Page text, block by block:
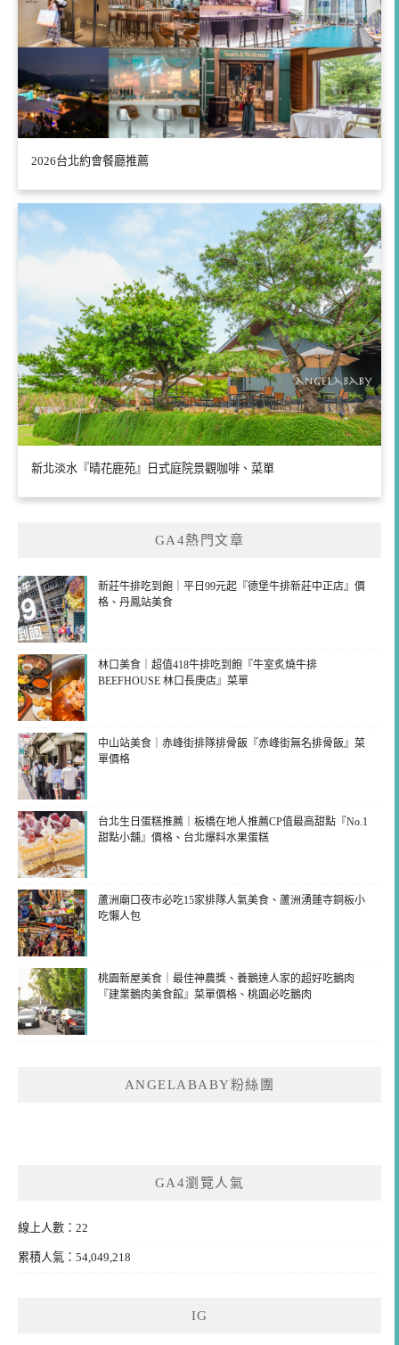
2026台北約會餐廳推薦
新北淡水『晴花鹿苑』日式庭院景觀咖啡、菜單
GA4熱門文章
新莊牛排吃到飽｜平日99元起『德堡牛排新莊中正店』價
格、丹鳳站美食
林口美食｜超值418牛排吃到飽『牛室炙燒牛排
BEEFHOUSE 林口長庚店』菜單
中山站美食｜赤峰街排隊排骨飯『赤峰街無名排骨飯』菜
單價格
台北生日蛋糕推薦｜板橋在地人推薦CP值最高甜點『No.1
甜點小舖』價格、台北爆料水果蛋糕
蘆洲廟口夜市必吃15家排隊人氣美食、蘆洲湧蓮寺銅板小
吃懶人包
桃園新屋美食｜最佳神農獎、養鵝達人家的超好吃鵝肉
『建業鵝肉美食館』菜單價格、桃園必吃鵝肉
ANGELABABY粉絲團
GA4瀏覽人氣
線上人數：22
累積人氣：54,049,218
IG